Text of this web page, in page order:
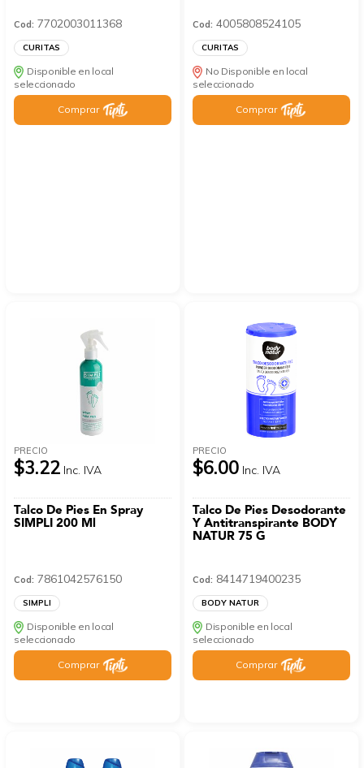
Cod: 7702003011368
CURITAS
Disponible en local
seleccionado
Comprar
Cod: 4005808524105
CURITAS
No Disponible en local
seleccionado
Comprar
PRECIO
$3.22 Inc. IVA
Talco De Pies En Spray
SIMPLI 200 Ml
Cod: 7861042576150
SIMPLI
Disponible en local
seleccionado
Comprar
PRECIO
$6.00 Inc. IVA
Talco De Pies Desodorante
Y Antitranspirante BODY
NATUR 75 G
Cod: 8414719400235
BODY NATUR
Disponible en local
seleccionado
Comprar